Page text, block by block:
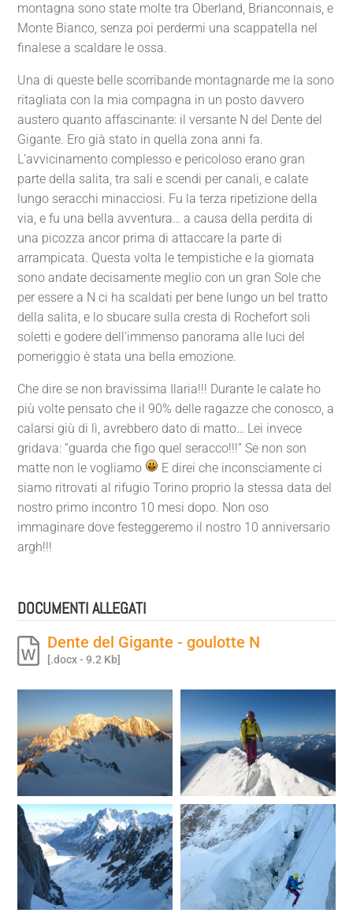
montagna sono state molte tra Oberland, Brianconnais, e
Monte Bianco, senza poi perdermi una scappatella nel
finalese a scaldare le ossa.
Una di queste belle scorribande montagnarde me la sono
ritagliata con la mia compagna in un posto davvero
austero quanto affascinante: il versante N del Dente del
Gigante. Ero già stato in quella zona anni fa.
L’avvicinamento complesso e pericoloso erano gran
parte della salita, tra sali e scendi per canali, e calate
lungo seracchi minacciosi. Fu la terza ripetizione della
via, e fu una bella avventura… a causa della perdita di
una picozza ancor prima di attaccare la parte di
arrampicata. Questa volta le tempistiche e la giornata
sono andate decisamente meglio con un gran Sole che
per essere a N ci ha scaldati per bene lungo un bel tratto
della salita, e lo sbucare sulla cresta di Rochefort soli
soletti e godere dell’immenso panorama alle luci del
pomeriggio è stata una bella emozione.
Che dire se non bravissima Ilaria!!! Durante le calate ho
più volte pensato che il 90% delle ragazze che conosco, a
calarsi giù di lì, avrebbero dato di matto… Lei invece
gridava: “guarda che figo quel seracco!!!” Se non son
matte non le vogliamo
E direi che inconsciamente ci
siamo ritrovati al rifugio Torino proprio la stessa data del
nostro primo incontro 10 mesi dopo. Non oso
immaginare dove festeggeremo il nostro 10 anniversario
argh!!!
DOCUMENTI ALLEGATI
Dente del Gigante - goulotte N
[.docx - 9.2 Kb]